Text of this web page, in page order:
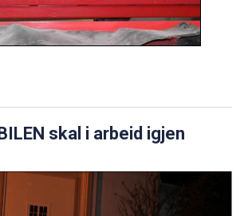
skal i arbeid igjen